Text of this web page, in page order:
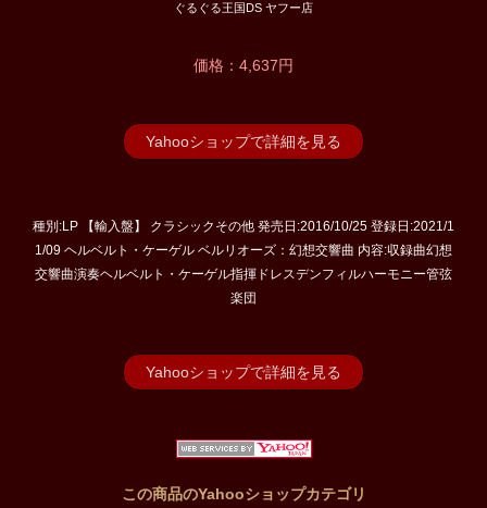
ぐるぐる王国DS ヤフー店
価格：4,637円
Yahooショップで詳細を見る
種別:LP 【輸入盤】 クラシックその他 発売日:2016/10/25 登録日:2021/1
1/09 ヘルベルト・ケーゲル ベルリオーズ：幻想交響曲 内容:収録曲幻想
交響曲演奏ヘルベルト・ケーゲル指揮ドレスデンフィルハーモニー管弦
楽団
Yahooショップで詳細を見る
この商品のYahooショップカテゴリ